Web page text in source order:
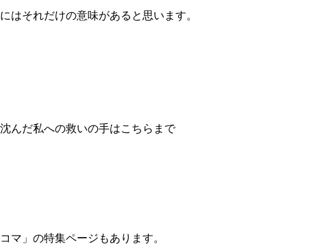
はそれだけの意味があると思います。
んだ私への救いの手はこちらまで
マ」の特集ページもあります。